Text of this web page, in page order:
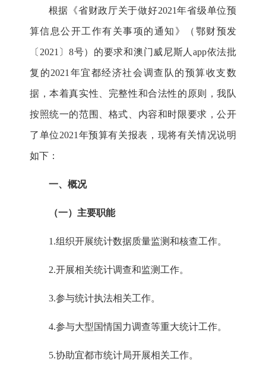
根据《省财政厅关于做好2021年省级单位预
算信息公开工作有关事项的通知》（鄂财预发
〔 2021 〕8号）的要求和澳门威尼斯人app依法批
复的2021 年宜都经济社会调查队的预算收支数
据，本着真实性、完整性和合法性的原则，我队
按照统一的范围、格式、内容和时限要求，公开
了单位2021 年预算有关报表，现将有关情况说明
如下：
一、概况
（一）主要职能
1.组织开展统计数据质量监测和核查工作。
2.开展相关统计调查和监测工作。
3.参与统计执法相关工作。
4.参与大型国情国力调查等重大统计工作。
5.协助宜都市统计局开展相关工作。